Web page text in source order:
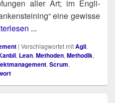
aller Art; im Eng­li­
eine gewis­se
...
| Verschlagwortet mitAgil,
, Lean, Methoden, Methodik,
, Scrum,